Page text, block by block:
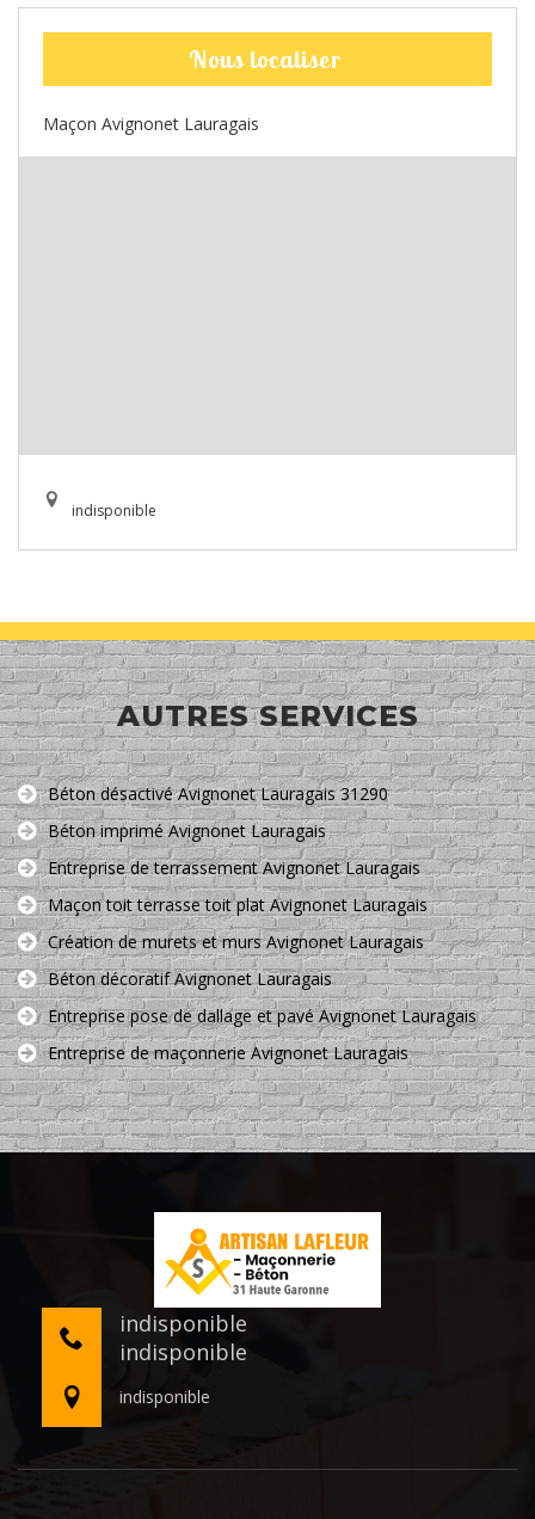
Nous localiser
Maçon Avignonet Lauragais
indisponible
AUTRES SERVICES
Béton désactivé Avignonet Lauragais 31290
Béton imprimé Avignonet Lauragais
Entreprise de terrassement Avignonet Lauragais
Maçon toit terrasse toit plat Avignonet Lauragais
Création de murets et murs Avignonet Lauragais
Béton décoratif Avignonet Lauragais
Entreprise pose de dallage et pavé Avignonet Lauragais
Entreprise de maçonnerie Avignonet Lauragais
indisponible
indisponible
indisponible